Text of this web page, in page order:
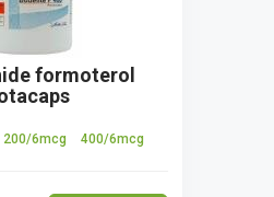
formoterol
200/6mcg 400/6mcg